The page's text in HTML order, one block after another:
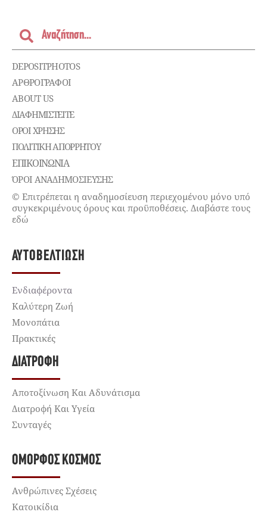
DEPOSITPHOTOS
ΑΡΘΡΟΓΡΑΦΟΙ
ABOUT US
ΔΙΑΦΗΜΙΣΤΕΊΤΕ
ΌΡΟΙ ΧΡΉΣΗΣ
ΠΟΛΙΤΙΚΉ ΑΠΟΡΡΉΤΟΥ
ΕΠΙΚΟΙΝΩΝΊΑ
ΌΡΟΙ ΑΝΑΔΗΜΟΣΙΕΥΣΗΣ
© Επιτρέπεται η αναδημοσίευση περιεχομένου μόνο υπό
συγκεκριμένους όρους και προϋποθέσεις. Διαβάστε τους
εδώ
ΑΥΤΟΒΕΛΤΊΩΣΗ
Ενδιαφέροντα
Καλύτερη Ζωή
Μονοπάτια
Πρακτικές
ΔΙΑΤΡΟΦΉ
Αποτοξίνωση Και Αδυνάτισμα
Διατροφή Και Υγεία
Συνταγές
ΌΜΟΡΦΟΣ ΚΌΣΜΟΣ
Ανθρώπινες Σχέσεις
Κατοικίδια